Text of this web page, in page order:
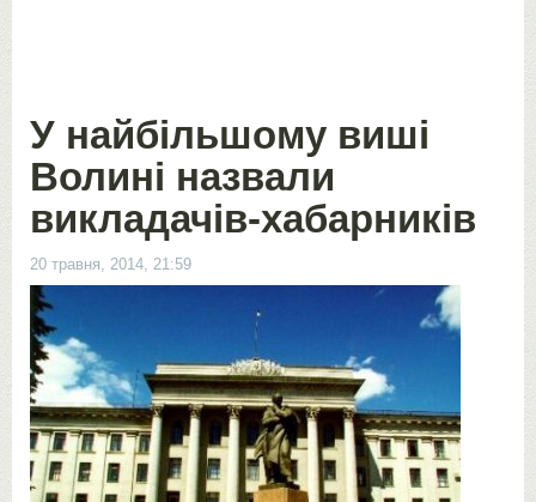
У найбільшому виші
Волині назвали
викладачів-хабарників
20 травня, 2014, 21:59